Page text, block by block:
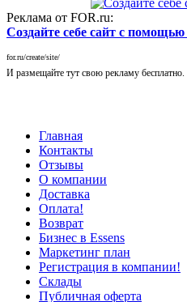
Реклама от FOR.ru:
Создайте себе сайт с
for.ru/create/site/
И размещайте тут свою рекламу бесплатно.
Главная
Контакты
Отзывы
О компании
Доставка
Оплата!
Возврат
Бизнес в Essens
Маркетинг план
Регистрация в компании!
Склады
Публичная оферта